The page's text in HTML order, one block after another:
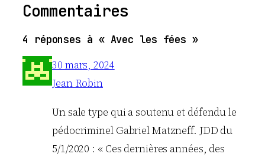
Commentaires
4 réponses à « Avec les fées »
30 mars, 2024
Jean Robin
Un sale type qui a soutenu et défendu le
pédocriminel Gabriel Matzneff. JDD du
5/1/2020 : « Ces dernières années, des